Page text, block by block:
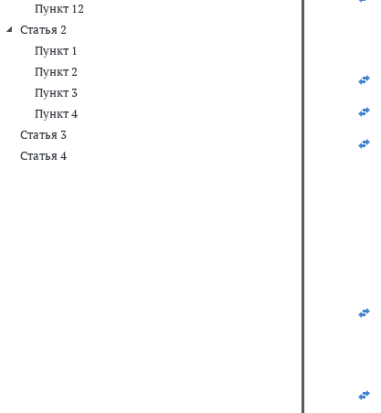
Пункт 12
Статья 2
Пункт 1
Пункт 2
Пункт 3
Пункт 4
Статья 3
Статья 4